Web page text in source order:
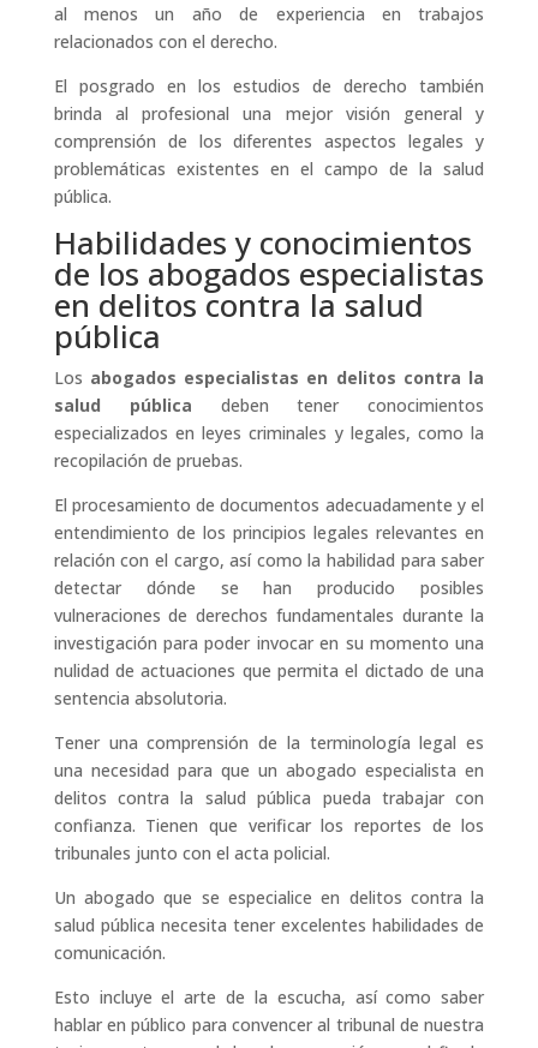
al menos un año de experiencia en trabajos
relacionados con el derecho.
El posgrado en los estudios de derecho también
brinda al profesional una mejor visión general y
comprensión de los diferentes aspectos legales y
problemáticas existentes en el campo de la salud
pública.
Habilidades y conocimientos
de los abogados especialistas
en delitos contra la salud
pública
Los abogados especialistas en delitos contra la
salud pública deben tener conocimientos
especializados en leyes criminales y legales, como la
recopilación de pruebas.
El procesamiento de documentos adecuadamente y el
entendimiento de los principios legales relevantes en
relación con el cargo, así como la habilidad para saber
detectar dónde se han producido posibles
vulneraciones de derechos fundamentales durante la
investigación para poder invocar en su momento una
nulidad de actuaciones que permita el dictado de una
sentencia absolutoria.
Tener una comprensión de la terminología legal es
una necesidad para que un abogado especialista en
delitos contra la salud pública pueda trabajar con
confianza. Tienen que verificar los reportes de los
tribunales junto con el acta policial.
Un abogado que se especialice en delitos contra la
salud pública necesita tener excelentes habilidades de
comunicación.
Esto incluye el arte de la escucha, así como saber
hablar en público para convencer al tribunal de nuestra